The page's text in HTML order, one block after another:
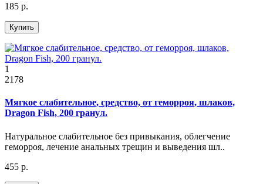
185 р.
Купить
1
2178
Мягкое слабительное, средство, от геморроя, шлаков,
Dragon Fish, 200 гранул.
Натуральное слабительное без привыкания, облегчение
геморроя, лечение анальных трещин и выведения шл..
455 р.